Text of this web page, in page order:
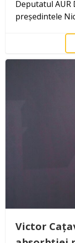
Deputatul AUR
președintele
Victor